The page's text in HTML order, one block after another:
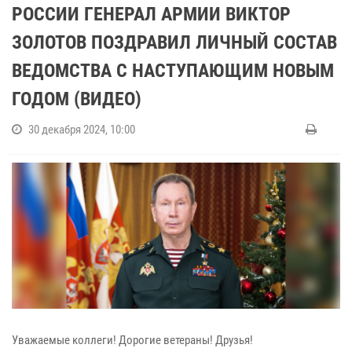
РОССИИ ГЕНЕРАЛ АРМИИ ВИКТОР
ЗОЛОТОВ ПОЗДРАВИЛ ЛИЧНЫЙ СОСТАВ
ВЕДОМСТВА С НАСТУПАЮЩИМ НОВЫМ
ГОДОМ (ВИДЕО)
30 декабря 2024, 10:00
Уважаемые коллеги! Дорогие ветераны! Друзья!